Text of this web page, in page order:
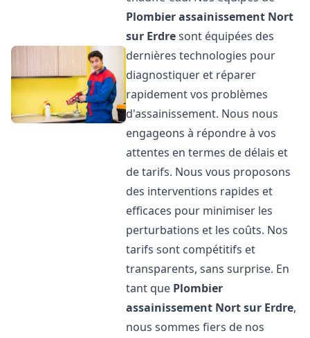
Plombier assainissement Nort
sur Erdresont équipées des
dernières technologies pour
diagnostiquer et réparer
rapidement vos problèmes
d'assainissement. Nous nous
engageons à répondre à vos
attentes en termes de délais et
de tarifs. Nous vous proposons
des interventions rapides et
efficaces pour minimiser les
perturbations et les coûts. Nos
tarifs sont compétitifs et
transparents, sans surprise. En
tant que Plombier
assainissement Nort sur Erdre,
nous sommes fiers de nos